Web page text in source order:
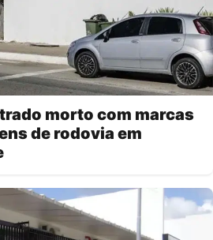
morto com marcas
de rodovia em